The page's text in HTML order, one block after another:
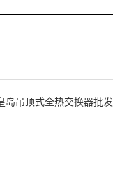
岛吊顶式全热交换器批发